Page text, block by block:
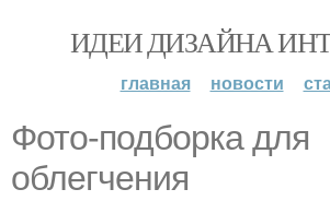
ИДЕИ ДИЗАЙНА
главная новости
Фото-подборка для
облегчения